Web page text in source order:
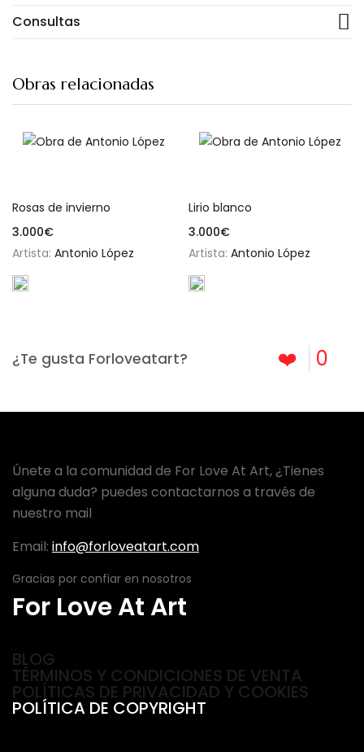
Consultas
Obras relacionadas
Rosas de invierno
3.000€
Artista: Antonio López
Lirio blanco
3.000€
Artista: Antonio López
¿Te gusta Forloveatart? ❤️ 0
Únete a la comunidad de For Love At Art, ¿Tienes
alguna duda? puedes contactarnos a través de
nuestro mail
Email: info@forloveatart.com
Gracias por confiar en nosotros
For Love At Art
BLOG
TÉRMINOS Y CONDICIONES DE VENTA
POLÍTICAS DE PRIVACIDAD Y COOKIES
POLÍTICA DE COPYRIGHT